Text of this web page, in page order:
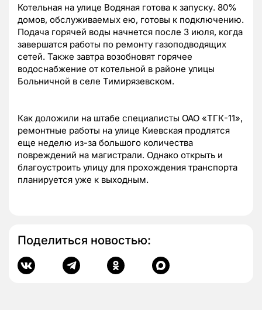
Котельная на улице Водяная готова к запуску. 80%
домов, обслуживаемых ею, готовы к подключению.
Подача горячей воды начнется после 3 июля, когда
завершатся работы по ремонту газоподводящих
сетей. Также завтра возобновят горячее
водоснабжение от котельной в районе улицы
Больничной в селе Тимирязевском.
Как доложили на штабе специалисты ОАО «ТГК-11»,
ремонтные работы на улице Киевская продлятся
еще неделю из-за большого количества
повреждений на магистрали. Однако открыть и
благоустроить улицу для прохождения транспорта
планируется уже к выходным.
Поделиться новостью: